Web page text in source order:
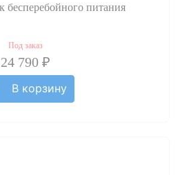
питания
Под заказ
24 790 ₽
В корзину